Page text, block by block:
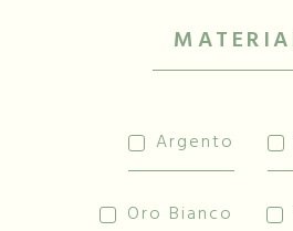
Argento
Oro Bianco